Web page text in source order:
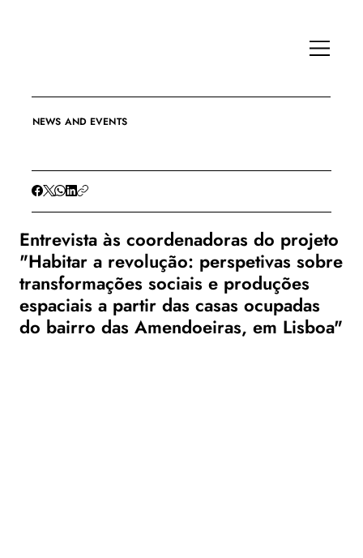
NEWS AND EVENTS
Entrevista às coordenadoras do projeto
"Habitar a revolução: perspetivas sobre
transformações sociais e produções
espaciais a partir das casas ocupadas
do bairro das Amendoeiras, em Lisboa"